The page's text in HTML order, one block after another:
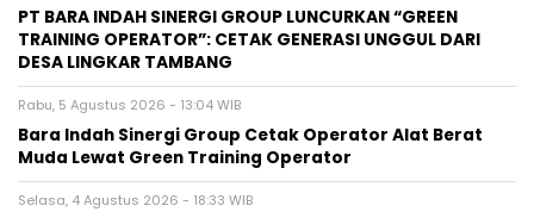
PT BARA INDAH SINERGI GROUP LUNCURKAN “GREEN
TRAINING OPERATOR”: CETAK GENERASI UNGGUL DARI
DESA LINGKAR TAMBANG
Rabu, 5 Agustus 2026 - 13:04 WIB
Bara Indah Sinergi Group Cetak Operator Alat Berat
Muda Lewat Green Training Operator
Selasa, 4 Agustus 2026 - 18:33 WIB